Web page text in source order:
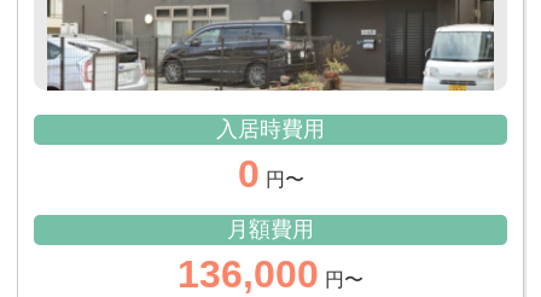
入居時費用
0 円〜
月額費用
136,000 円〜